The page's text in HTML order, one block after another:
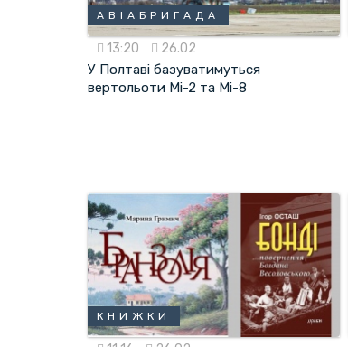
АВІАБРИГАДА
13:20 26.02
У Полтаві базуватимуться
вертольоти Мі-2 та Мі-8
КНИЖКИ